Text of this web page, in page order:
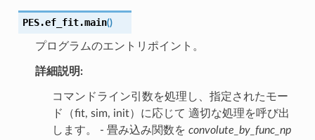
PES.ef_fit.main()
プログラムのエントリポイント。
詳細説明:
コマンドライン引数を処理し、指定されたモー
ド（fit, sim, init）に応じて 適切な処理を呼び出
します。 - 畳み込み関数を convolute_by_func_np